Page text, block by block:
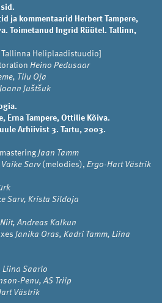
ja kommentaarid Herbert Tampere,
Toimetanud Ingrid Rüütel. Tallinn,
Tallinna Heliplaadistuudio]
Heino Pedusaar
Tiiu Oja
Joann Juštšuk
Erna Tampere, Ottilie Kõiva.
Arhiivist 3. Tartu, 2003.
Jaan Tamm
Vaike Sarv(melodies), Ergo-Hart Västrik
Sarv, Krista Sildoja
Andreas Kalkun
Janika Oras, Kadri Tamm, Liina
Liina Saarlo
Penu, AS Triip
Västrik